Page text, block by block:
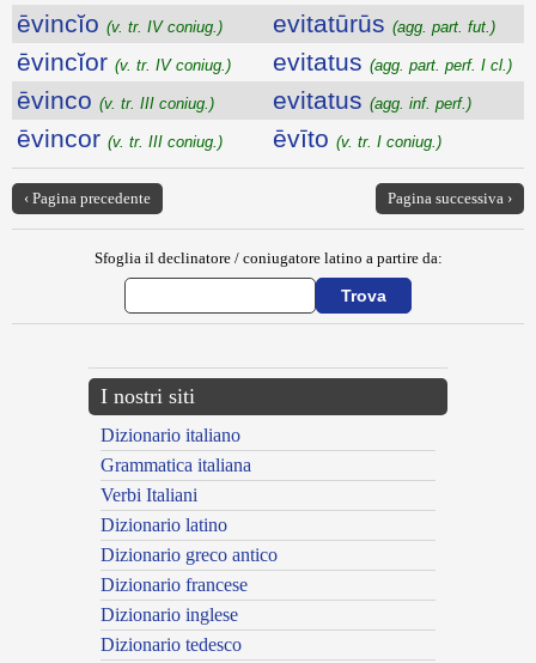
ēvincĭo (v. tr. IV coniug.) evitatūrūs (agg. part. fut.)
ēvincĭor (v. tr. IV coniug.) evitatus (agg. part. perf. I cl.)
ēvinco (v. tr. III coniug.) evitatus (agg. inf. perf.)
ēvincor (v. tr. III coniug.) ēvīto (v. tr. I coniug.)
‹ Pagina precedente Pagina successiva ›
Sfoglia il declinatore / coniugatore latino a partire da:
I nostri siti
Dizionario italiano
Grammatica italiana
Verbi Italiani
Dizionario latino
Dizionario greco antico
Dizionario francese
Dizionario inglese
Dizionario tedesco